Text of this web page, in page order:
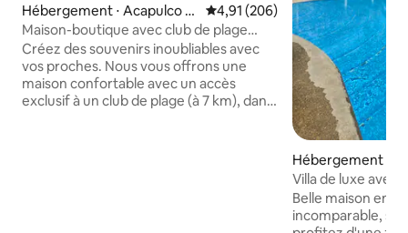
Hébergement ⋅ Acapulco d
e Juárez
Évaluation moyenne sur la
4,91 (206)
Maison-boutique avec club de plage
dans la zone diamante
Créez des souvenirs inoubliables avec
vos proches. Nous vous offrons une
maison confortable avec un accès
exclusif à un club de plage (à 7 km), dans
Hébergement ⋅
e Juárez
Villa de luxe avec
de la mer
Belle maison
incomparable,